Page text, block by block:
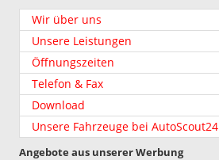
Wir über uns
Unsere Leistungen
Öffnungszeiten
Telefon & Fax
Download
Unsere Fahrzeuge bei AutoScout24
Angebote aus unserer Werbung